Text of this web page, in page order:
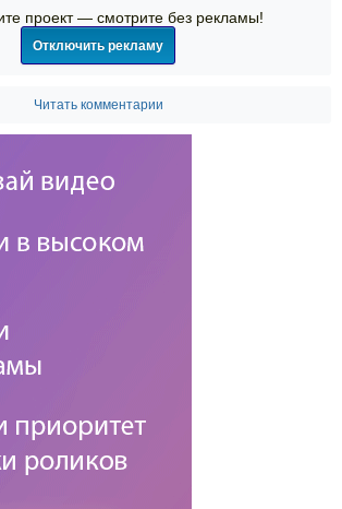
проект — смотрите без рекламы!
Отключить рекламу
Читать комментарии